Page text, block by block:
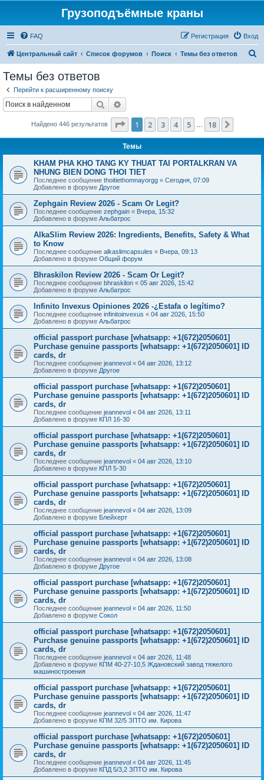
Грузоподъёмные краны
FAQ Вход
Регистрация
Центральный сайт Список форумов Поиск Темы без ответов
Темы без ответов
Перейти к расширенному поиску
Поиск
Найдено 446 результатов Страница из 18
1 2 3 4 5 18
Темы
KHAM PHA KHO TANG KY THUAT TAI PORTALKRAN VA
NHUNG BIEN DONG THOI TIET
Последнее сообщение thoitiethomnayorgg « Сегодня, 07:09
Добавлено в форуме Другое
Zephgain Review 2026 - Scam Or Legit?
Последнее сообщение zephgain « Вчера, 15:32
Добавлено в форуме Альбатрос
AlkaSlim Review 2026: Ingredients, Benefits, Safety & What
to Know
Последнее сообщение alkaslimcapsules « Вчера, 09:13
Добавлено в форуме Общий форум
Bhraskilon Review 2026 - Scam Or Legit?
Последнее сообщение bhraskilon « 05 авг 2026, 15:42
Добавлено в форуме Альбатрос
Infinito Invexus Opiniones 2026 -¿Estafa o legítimo?
Последнее сообщение infinitoinvexus « 04 авг 2026, 15:50
Добавлено в форуме Альбатрос
official passport purchase [whatsapp: +1(672)2050601]
Purchase genuine passports [whatsapp: +1(672)2050601] ID
cards, dr
Последнее сообщение jeannevol « 04 авг 2026, 13:12
Добавлено в форуме Другое
official passport purchase [whatsapp: +1(672)2050601]
Purchase genuine passports [whatsapp: +1(672)2050601] ID
cards, dr
Последнее сообщение jeannevol « 04 авг 2026, 13:11
Добавлено в форуме КПЛ 16-30
official passport purchase [whatsapp: +1(672)2050601]
Purchase genuine passports [whatsapp: +1(672)2050601] ID
cards, dr
Последнее сообщение jeannevol « 04 авг 2026, 13:10
Добавлено в форуме КПЛ 5-30
official passport purchase [whatsapp: +1(672)2050601]
Purchase genuine passports [whatsapp: +1(672)2050601] ID
cards, dr
Последнее сообщение jeannevol « 04 авг 2026, 13:09
Добавлено в форуме Блейхерт
official passport purchase [whatsapp: +1(672)2050601]
Purchase genuine passports [whatsapp: +1(672)2050601] ID
cards, dr
Последнее сообщение jeannevol « 04 авг 2026, 13:08
Добавлено в форуме Другое
official passport purchase [whatsapp: +1(672)2050601]
Purchase genuine passports [whatsapp: +1(672)2050601] ID
cards, dr
Последнее сообщение jeannevol « 04 авг 2026, 11:50
Добавлено в форуме Сокол
official passport purchase [whatsapp: +1(672)2050601]
Purchase genuine passports [whatsapp: +1(672)2050601] ID
cards, dr
Последнее сообщение jeannevol « 04 авг 2026, 11:48
Добавлено в форуме КПМ 40-27-10,5 Ждановский завод тяжелого
машиностроения
official passport purchase [whatsapp: +1(672)2050601]
Purchase genuine passports [whatsapp: +1(672)2050601] ID
cards, dr
Последнее сообщение jeannevol « 04 авг 2026, 11:47
Добавлено в форуме КПМ 32/5 ЗПТО им. Кирова
official passport purchase [whatsapp: +1(672)2050601]
Purchase genuine passports [whatsapp: +1(672)2050601] ID
cards, dr
Последнее сообщение jeannevol « 04 авг 2026, 11:45
Добавлено в форуме КПД 5/3,2 ЗПТО им. Кирова